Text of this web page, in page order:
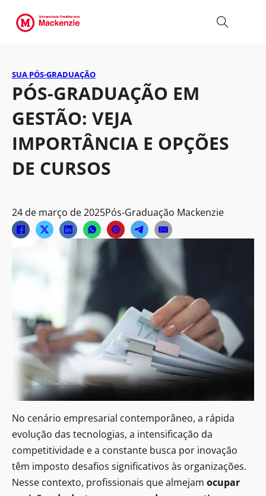
SUA PÓS-GRADUAÇÃO
PÓS-GRADUAÇÃO EM
GESTÃO: VEJA
IMPORTÂNCIA E OPÇÕES
DE CURSOS
24 de março de 2025Pós-Graduação Mackenzie
No cenário empresarial contemporâneo, a rápida
evolução das tecnologias, a intensificação da
competitividade e a constante busca por inovação
têm imposto desafios significativos às organizações.
Nesse contexto, profissionais que almejam ocupar